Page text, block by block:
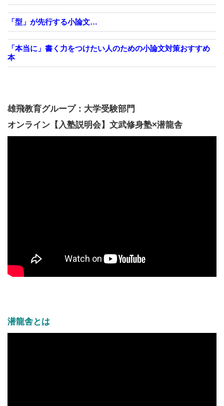
「型」が先行する小論文…
「本当に」書く力をつけたい人のための小論文対策おすすめ
本
雄飛教育グループ：大学受験部門
オンライン【入塾説明会】文武修身塾×潜龍舎
潜龍舎とは